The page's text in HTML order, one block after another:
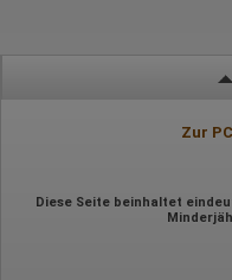
Herausgeber:
Datum und Uhrzeit des
IP-Adresse
Mausbewegungen
Zur
Diese Seite beinhaltet